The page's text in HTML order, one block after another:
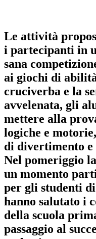
Le attività
i partecipanti in
sana
ai giochi di
cruciverba e la
avvelenata, gli
mettere alla
logiche e
di divertimento e
Nel pomeriggio
un momento
per gli studenti
hanno salutato i
della scuola
passaggio al